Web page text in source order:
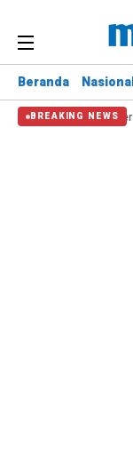
Beranda
BREAKING NEWS
60 Hektare, Water